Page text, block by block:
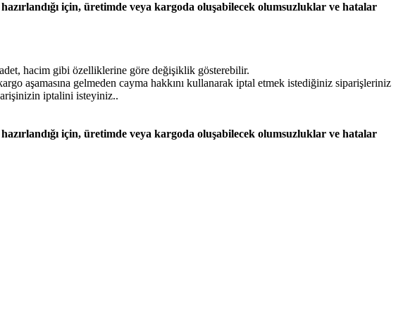
için, üretimde veya kargoda oluşabilecek olumsuzluklar ve hatalar
adet, hacim gibi özelliklerine göre değişiklik gösterebilir.
aşamasına gelmeden cayma hakkını kullanarak iptal etmek istediğiniz siparişleriniz
iptalini isteyiniz..
için, üretimde veya kargoda oluşabilecek olumsuzluklar ve hatalar